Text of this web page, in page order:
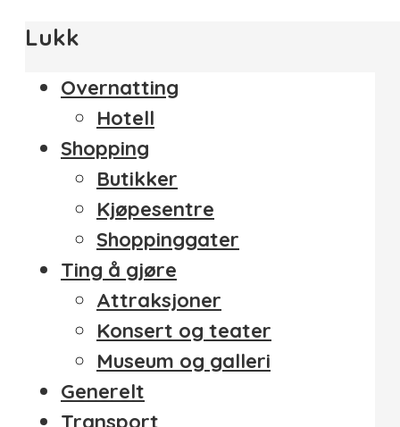
Lukk
Overnatting
Hotell
Shopping
Butikker
Kjøpesentre
Shoppinggater
Ting å gjøre
Attraksjoner
Konsert og teater
Museum og galleri
Generelt
Transport